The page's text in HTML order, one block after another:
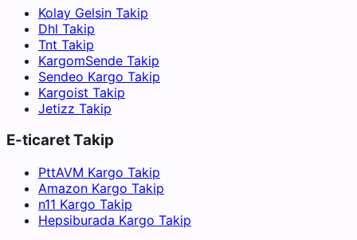
Kolay Gelsin Takip
Dhl Takip
Tnt Takip
KargomSende Takip
Sendeo Kargo Takip
Kargoist Takip
Jetizz Takip
E-ticaret Takip
PttAVM Kargo Takip
Amazon Kargo Takip
n11 Kargo Takip
Hepsiburada Kargo Takip